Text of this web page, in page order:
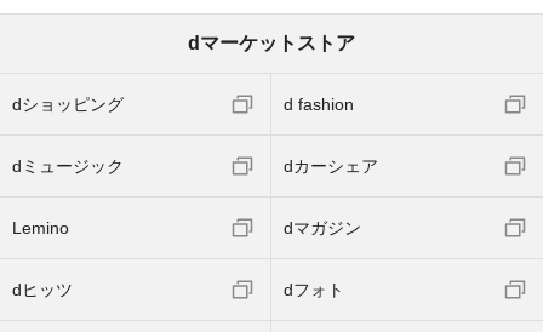
dマーケットストア
dショッピング d fashion
dミュージック dカーシェア
Lemino dマガジン
dヒッツ dフォト